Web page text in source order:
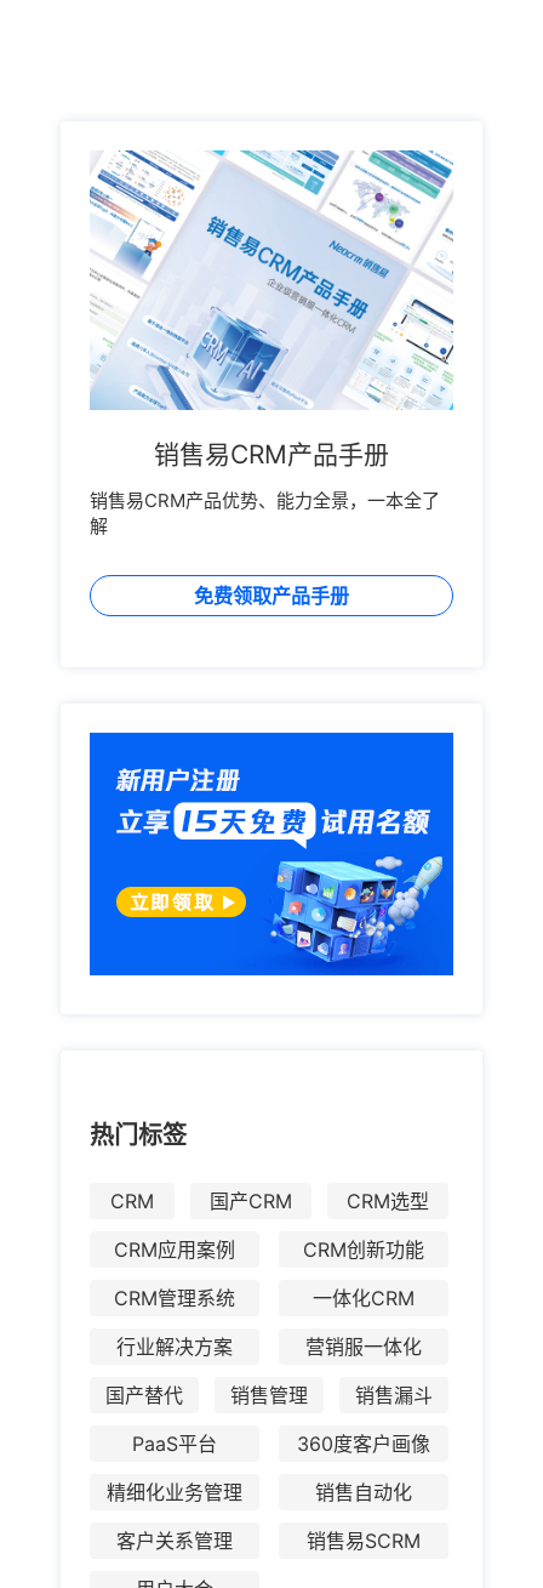
销售易CRM产品手册
销售易CRM产品优势、能力全景，一本全了
解
免费领取产品手册
热门标签
CRM 国产CRM
CRM选型
CRM应用案例
CRM创新功能
CRM管理系统
一体化CRM
行业解决方案
营销服一体化
国产替代
销售管理
销售漏斗
PaaS平台
360度客户画像
精细化业务管理
销售自动化
客户关系管理
销售易SCRM